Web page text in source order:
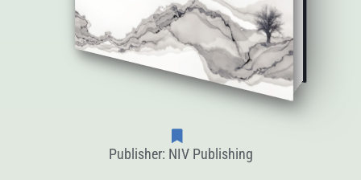
Publisher: NIV Publishing